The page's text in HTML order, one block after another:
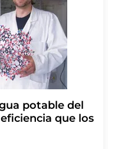
potable del
que los